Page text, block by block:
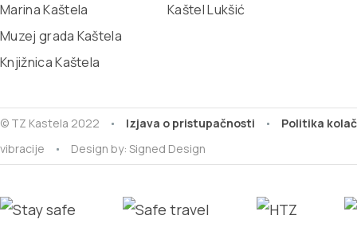
Marina Kaštela
Muzej grada Kaštela
Knjižnica Kaštela
Kaštel Lukšić
© TZ Kastela 2022 Izjava o pristupačnosti
Politika
vibracije
Design by: Signed Design